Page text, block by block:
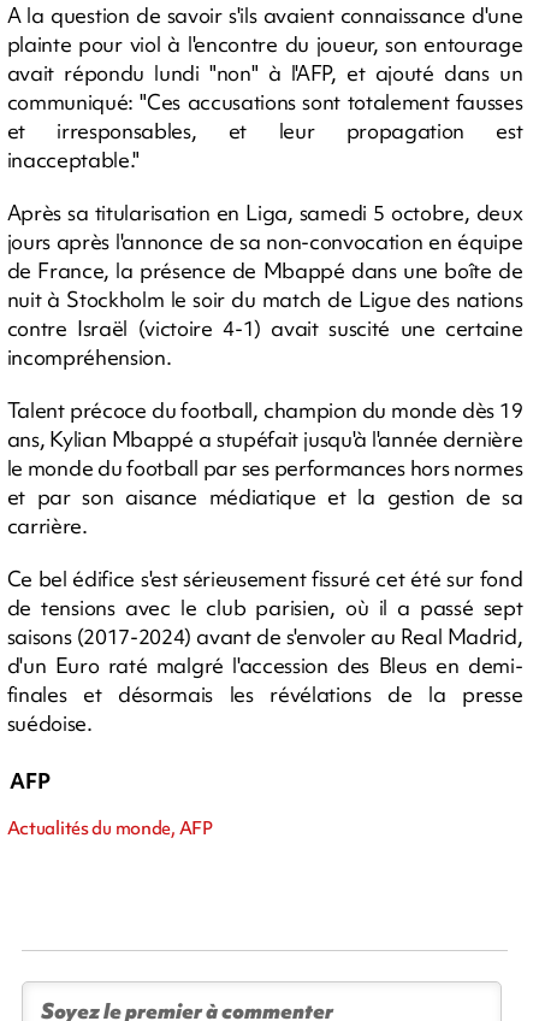
A la question de savoir s'ils avaient connaissance d'une
plainte pour viol à l'encontre du joueur, son entourage
avait répondu lundi "non" à l'AFP, et ajouté dans un
communiqué: "Ces accusations sont totalement fausses
et irresponsables, et leur propagation est
inacceptable."
Après sa titularisation en Liga, samedi 5 octobre, deux
jours après l'annonce de sa non-convocation en équipe
de France, la présence de Mbappé dans une boîte de
nuit à Stockholm le soir du match de Ligue des nations
contre Israël (victoire 4-1) avait suscité une certaine
incompréhension.
Talent précoce du football, champion du monde dès 19
ans, Kylian Mbappé a stupéfait jusqu'à l'année dernière
le monde du football par ses performances hors normes
et par son aisance médiatique et la gestion de sa
carrière.
Ce bel édifice s'est sérieusement fissuré cet été sur fond
de tensions avec le club parisien, où il a passé sept
saisons (2017-2024) avant de s'envoler au Real Madrid,
d'un Euro raté malgré l'accession des Bleus en demi-
finales et désormais les révélations de la presse
suédoise.
AFP
Actualités du monde, AFP